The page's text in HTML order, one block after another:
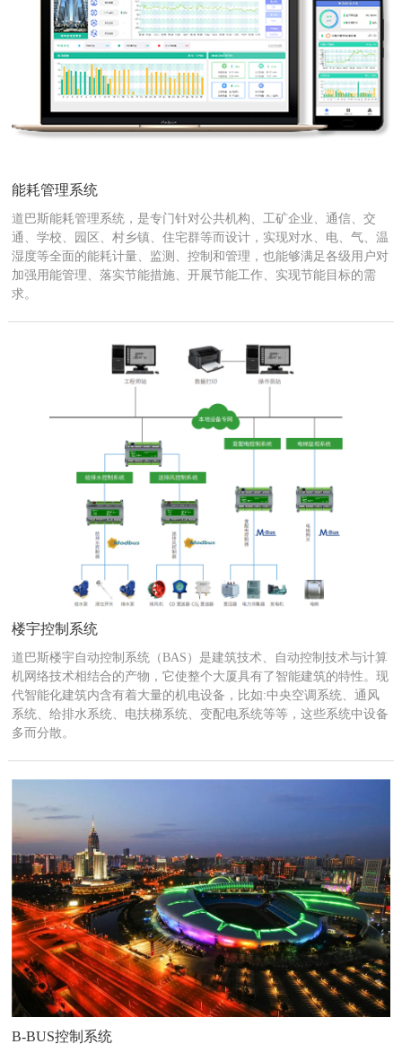
能耗管理系统
道巴斯能耗管理系统，是专门针对公共机构、工矿企业、通信、交
通、学校、园区、村乡镇、住宅群等而设计，实现对水、电、气、温
湿度等全面的能耗计量、监测、控制和管理，也能够满足各级用户对
加强用能管理、落实节能措施、开展节能工作、实现节能目标的需
求。
楼宇控制系统
道巴斯楼宇自动控制系统（BAS）是建筑技术、自动控制技术与计算
机网络技术相结合的产物，它使整个大厦具有了智能建筑的特性。现
代智能化建筑内含有着大量的机电设备，比如:中央空调系统、通风
系统、给排水系统、电扶梯系统、变配电系统等等，这些系统中设备
多而分散。
B-BUS控制系统